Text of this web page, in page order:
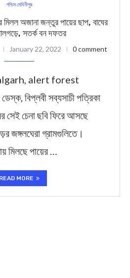
পশ্চিম মেদিনীপুর
অজানা জন্তুর পায়ের ছাপ, বাঘের
সতর্ক বন দফতর
January 22, 2022 0 comment
alert forest
বিপ্লবী সব্যসাচী পত্রিকা
চেনা ছবি ফিরে আসছে
জঙ্গলঘেরা গ্রামগুলিতে।
মিলছে পায়ের …
READ MORE